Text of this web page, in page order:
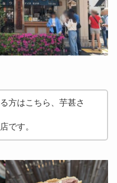
方はこちら、芋甚さ
です。